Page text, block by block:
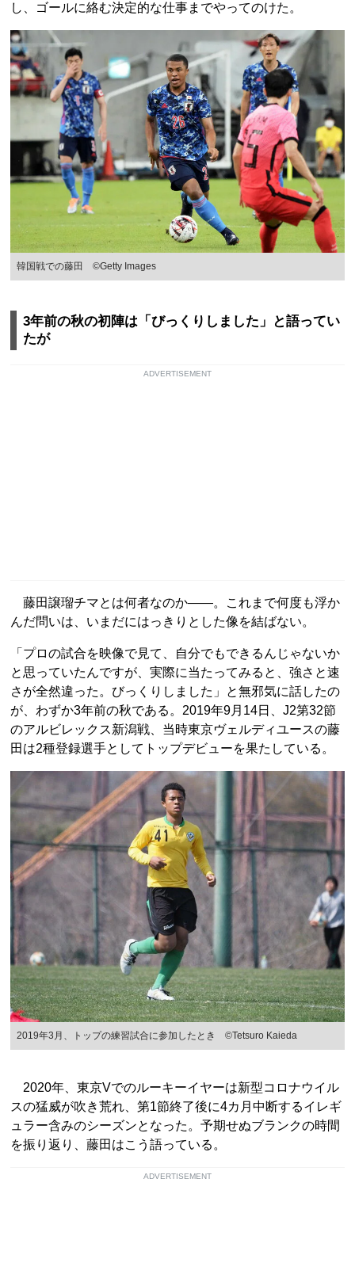
し、ゴールに絡む決定的な仕事までやってのけた。
韓国戦での藤田 ©Getty Images
3年前の秋の初陣は「びっくりしました」と語ってい
たが
ADVERTISEMENT
藤田譲瑠チマとは何者なのか――。これまで何度も浮か
んだ問いは、いまだにはっきりとした像を結ばない。
「プロの試合を映像で見て、自分でもできるんじゃないか
と思っていたんですが、実際に当たってみると、強さと速
さが全然違った。びっくりしました」と無邪気に話したの
が、わずか3年前の秋である。2019年9月14日、J2第32節
のアルビレックス新潟戦、当時東京ヴェルディユースの藤
田は2種登録選手としてトップデビューを果たしている。
2019年3月、トップの練習試合に参加したとき ©Tetsuro Kaieda
2020年、東京Vでのルーキーイヤーは新型コロナウイル
スの猛威が吹き荒れ、第1節終了後に4カ月中断するイレギ
ュラー含みのシーズンとなった。予期せぬブランクの時間
を振り返り、藤田はこう語っている。
ADVERTISEMENT